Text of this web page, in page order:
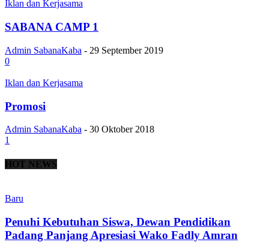
Iklan dan Kerjasama
SABANA CAMP 1
Admin SabanaKaba - 29 September 2019
0
Iklan dan Kerjasama
Promosi
Admin SabanaKaba - 30 Oktober 2018
1
HOT NEWS
Baru
Penuhi Kebutuhan Siswa, Dewan Pendidikan
Padang Panjang Apresiasi Wako Fadly Amran